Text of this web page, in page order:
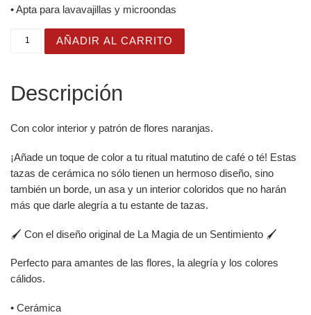
• Apta para lavavajillas y microondas
Taza Flor Naranja "Girl Boss" para amantes de las
AÑADIR AL CARRITO
Descripción
Con color interior y patrón de flores naranjas.
¡Añade un toque de color a tu ritual matutino de café o té! Estas
tazas de cerámica no sólo tienen un hermoso diseño, sino
también un borde, un asa y un interior coloridos que no harán
más que darle alegría a tu estante de tazas.
🖌️ Con el diseño original de La Magia de un Sentimiento 🖌️
Perfecto para amantes de las flores, la alegría y los colores
cálidos.
• Cerámica